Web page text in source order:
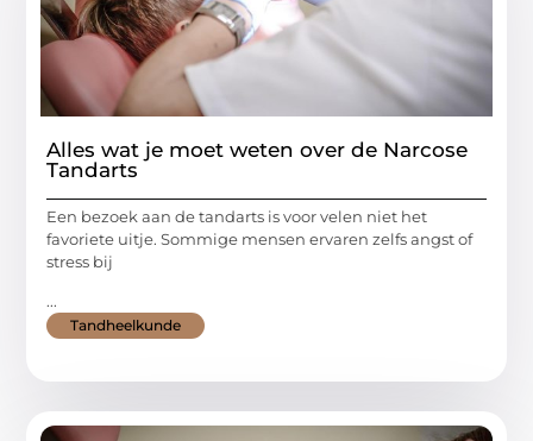
Alles wat je moet weten over de Narcose
Tandarts
Een bezoek aan de tandarts is voor velen niet het
favoriete uitje. Sommige mensen ervaren zelfs angst of
stress bij
...
Tandheelkunde